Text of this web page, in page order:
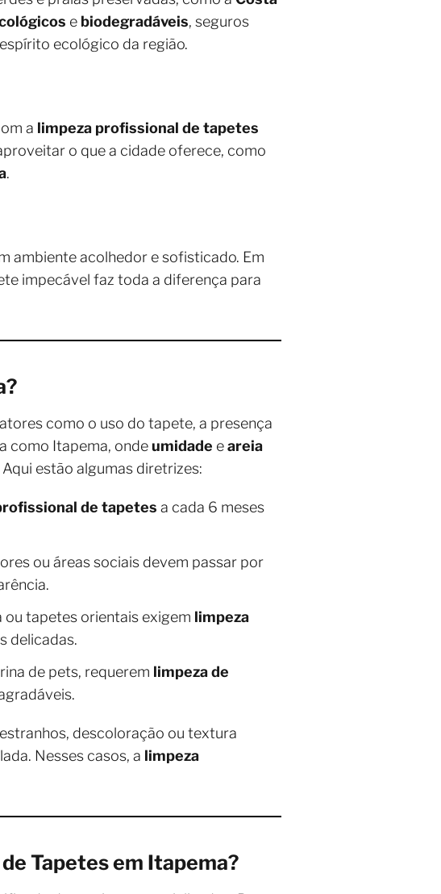
e biodegradáveis, seguros
ecológico da região.
a limpeza profissional de tapetes
o que a cidade oferece, como
.
ambiente acolhedor e sofisticado. Em
impecável faz toda a diferença para
como o uso do tapete, a presença
como Itapema, onde umidade eareia
estão algumas diretrizes:
de tapetes a cada 6 meses
ou áreas sociais devem passar por
ou tapetes orientais exigem limpeza
delicadas.
de pets, requerem limpeza de
descoloração ou textura
Nesses casos, a limpeza
Tapetes em Itapema?